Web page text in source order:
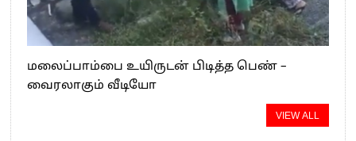
மலைப்பாம்பை உயிருடன் பிடித்த பெண் –
வைரலாகும் வீடியோ
VIEW ALL